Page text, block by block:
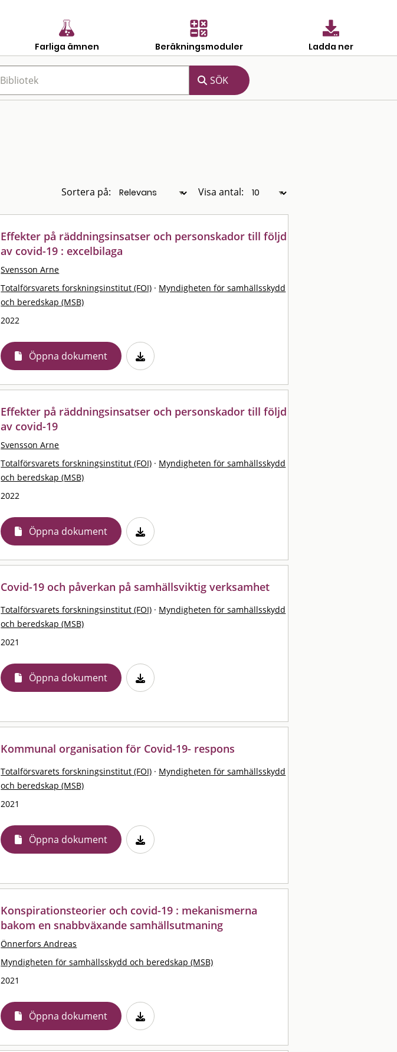
Farliga ämnen Beräkningsmoduler Ladda ner
Sortera på: Visa antal:
Effekter på räddningsinsatser och personskador till följd
av covid-19 : excelbilaga
Svensson Arne
Totalförsvarets forskningsinstitut (FOI) · Myndigheten för samhällsskydd
och beredskap (MSB)
2022
Öppna dokument
Effekter på räddningsinsatser och personskador till följd
av covid-19
Svensson Arne
Totalförsvarets forskningsinstitut (FOI) · Myndigheten för samhällsskydd
och beredskap (MSB)
2022
Öppna dokument
Covid-19 och påverkan på samhällsviktig verksamhet
Totalförsvarets forskningsinstitut (FOI) · Myndigheten för samhällsskydd
och beredskap (MSB)
2021
Öppna dokument
Kommunal organisation för Covid-19- respons
Totalförsvarets forskningsinstitut (FOI) · Myndigheten för samhällsskydd
och beredskap (MSB)
2021
Öppna dokument
Konspirationsteorier och covid-19 : mekanismerna
bakom en snabbväxande samhällsutmaning
Önnerfors Andreas
Myndigheten för samhällsskydd och beredskap (MSB)
2021
Öppna dokument